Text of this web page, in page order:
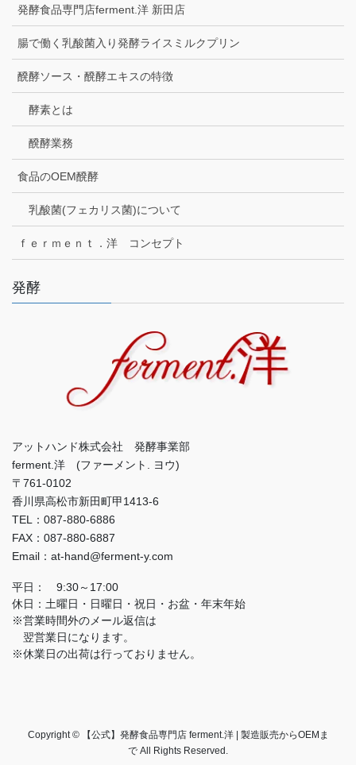
発酵食品専門店ferment.洋 新田店
腸で働く乳酸菌入り発酵ライスミルクプリン
醗酵ソース・醗酵エキスの特徴
酵素とは
醗酵業務
食品のOEM醗酵
乳酸菌(フェカリス菌)について
ｆｅｒｍｅｎｔ．洋 コンセプト
発酵
アットハンド株式会社 発酵事業部
ferment.洋 (ファーメント. ヨウ)
〒761-0102
香川県高松市新田町甲1413-6
TEL：087-880-6886
FAX：087-880-6887
Email：at-hand@ferment-y.com
平日： 9:30～17:00
休日：土曜日・日曜日・祝日・お盆・年末年始
※営業時間外のメール返信は
翌営業日になります。
※休業日の出荷は行っておりません。
Copyright © 【公式】発酵食品専門店 ferment.洋 | 製造販売からOEMま
で All Rights Reserved.